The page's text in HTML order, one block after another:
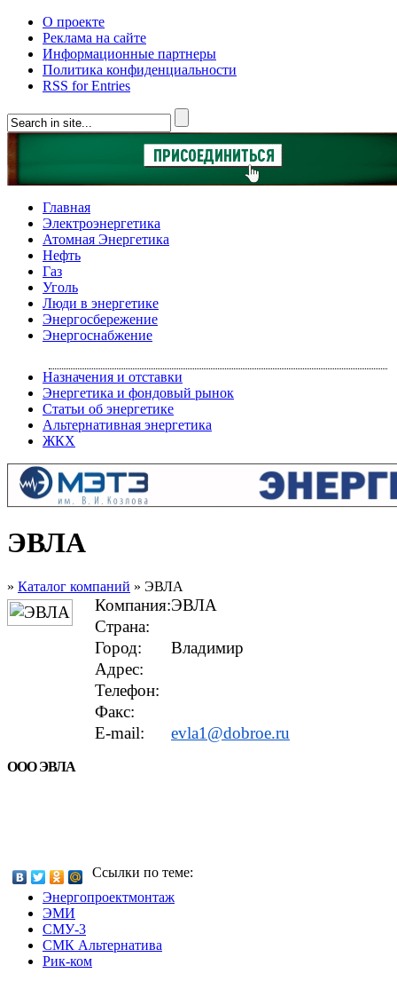
О проекте
Реклама на сайте
Информационные партнеры
Политика конфиденциальности
RSS for Entries
Главная
Электроэнергетика
Атомная Энергетика
Нефть
Газ
Уголь
Люди в энергетике
Энергосбережение
Энергоснабжение
Назначения и отставки
Энергетика и фондовый рынок
Статьи об энергетике
Альтернативная энергетика
ЖКХ
ЭВЛА
» Каталог компаний » ЭВЛА
Компания:ЭВЛА
Страна:
Город:
Владимир
Адрес:
Телефон:
Факс:
E-mail:
evla1@dobroe.ru
ООО ЭВЛА
Ссылки по теме:
Энергопроектмонтаж
ЭМИ
СМУ-3
СМК Альтернатива
Рик-ком